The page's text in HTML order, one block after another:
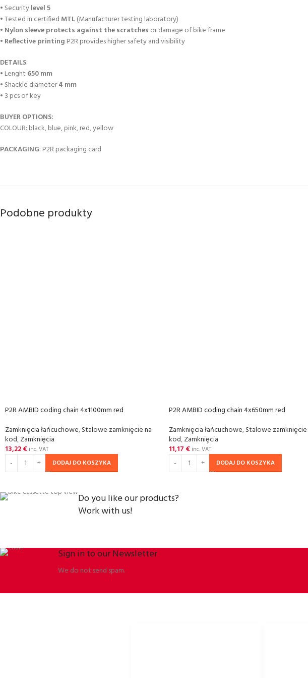
• Securitylevel 5
• Tested in certified MTL(Manufacturer testing laboratory)
• Nylon sleeve protects against the scratches or damage of bike frame
• Reflective printing P2R provides higher safety and visibility
DETAILS:
• Lenght 650 mm
• Shackle diameter4 mm
• 3 pcs of key
BUYER OPTIONS:
COLOUR: black, blue, pink, red, yellow
PACKAGING: P2R packaging card
Podobne produkty
P2R AMBID coding chain 4x1100mm red
Zamkniȩcia łańcuchowe,Stalowe zamkniȩcie na
kod,Zamkniȩcia
13,22€ inc. VAT
DODAJ DO KOSZYKA
P2R AMBID coding chain 4x650mm red
Zamkniȩcia łańcuchowe,Stalowe zamkniȩcie
kod,Zamkniȩcia
11,17 € inc. VAT
DODAJ DO KOSZYKA
Do you like our products?
Work with us!
Sign in to our Newsletter
We do not send spam.